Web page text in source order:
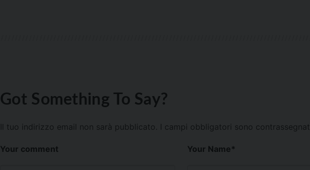
Got Something To Say?
Il tuo indirizzo email non sarà pubblicato. I campi obbligatori sono contrassegnati
Your comment Your Name*